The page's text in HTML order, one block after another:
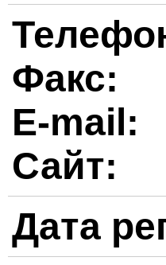
Факс:
E-mail:
Сайт:
Дата